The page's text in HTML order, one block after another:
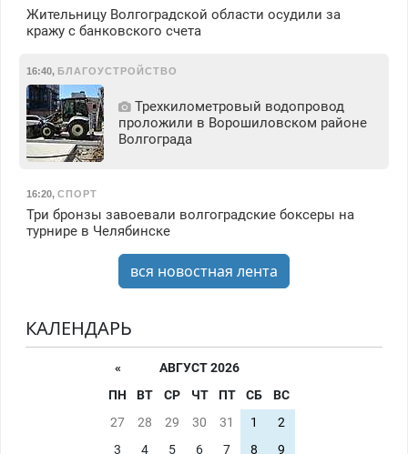
Жительницу Волгоградской области осудили за
кражу с банковского счета
16:40, БЛАГОУСТРОЙСТВО
Трехкилометровый водопровод
проложили в Ворошиловском районе
Волгограда
16:20, СПОРТ
Три бронзы завоевали волгоградские боксеры на
турнире в Челябинске
вся новостная лента
КАЛЕНДАРЬ
«
АВГУСТ 2026
ПН
ВТ СР ЧТ ПТ СБ
ВС
27
28 29 30 31 1
2
3
4 5 6 7 8 9